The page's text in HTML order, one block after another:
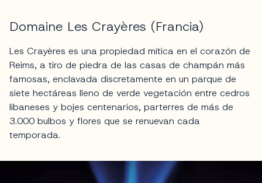
Domaine Les Crayères (Francia)
Les Crayères es una propiedad mítica en el corazón de
Reims, a tiro de piedra de las casas de champán más
famosas, enclavada discretamente en un parque de
siete hectáreas lleno de verde vegetación entre cedros
libaneses y bojes centenarios, parterres de más de
3.000 bulbos y flores que se renuevan cada
temporada.